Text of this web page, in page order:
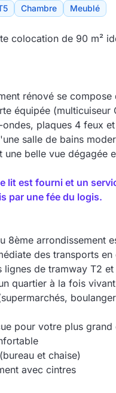
Chambre Meublé
colocation de 90 m²
rénové se
équipée
plaques 4 feux
salle de bains
belle vue dégagée
lit est fourni et un
par une fée du logis.
8ème arrondissement
des transports
lignes de tramway T2 et
quartier à la fois
pour votre plus
et chaise)
avec cintres